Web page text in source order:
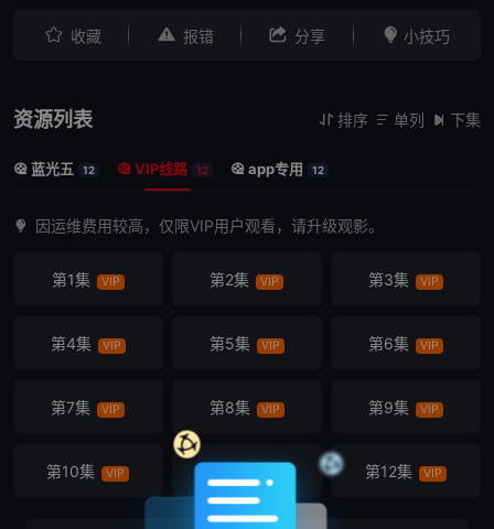
 收藏  报错  分享  小技巧
资源列表  排序  单列  下集
 蓝光五 12  VIP线路 12  app专用 12
因运维费用较高，仅限VIP用户观看，请升级观影。
第1集 VIP 第2集 VIP 第3集 VIP
第4集 VIP 第5集 VIP 第6集 VIP
第7集 VIP 第8集 VIP 第9集 VIP
第10集 VIP 第12集 VIP